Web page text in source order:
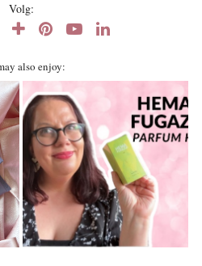
Volg:
also enjoy: